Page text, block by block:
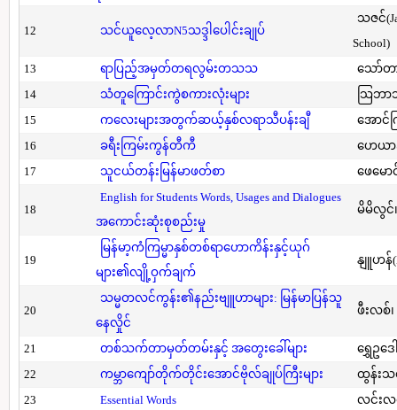
12 သင်ယူလေ့လာN5သဒ္ဒါပေါင်းချုပ်
သဇင်
School)
13
ရာပြည့်အမှတ်တရလွမ်းတသသ
သော်တ
14
သံတူကြောင်းကွဲစကားလုံးများ
သြဘာ
15
ကလေးများအတွက်ဆယ့်နှစ်လရာသီပန်းချီ
အောင်
16
ခရီးကြမ်းကွန်တီကီ
ဟေယာ
17
သူငယ်တန်းမြန်မာဖတ်စာ ဖေမော
18
English for Students Words, Usages and Dialogues
အကောင်းဆုံးစုစည်းမှု
မိမိလွင်၊
19
မြန်မာ့ကံကြမ္မာနှစ်တစ်ရာဟောကိန်းနှင့်ယုဂ်
များ၏လျို့ဝှက်ချက်
နျူဟန်
20
သမ္မတလင်ကွန်း၏နည်းဗျူဟာများ: မြန်မာပြန်သူ
နေလှိုင်
ဖီးလစ်
21 တစ်သက်တာမှတ်တမ်းနှင့် အတွေးခေါ်များ
ရွှေဥဒေ
22
ကမ္ဘာကျော်တိုက်တိုင်းအောင်ဗိုလ်ချုပ်ကြီးများ
ထွန်းသ
23
Essential Words
လင်းလ